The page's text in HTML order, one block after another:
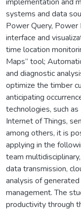
systems and data
Power Query, Power
interface and
time location
Maps” tool;
and diagnostic
optimize the timber
anticipating
technologies, such
Internet of Things,
among others, it is
applying in the
team
data transmission,
analysis of
management. The
productivity through